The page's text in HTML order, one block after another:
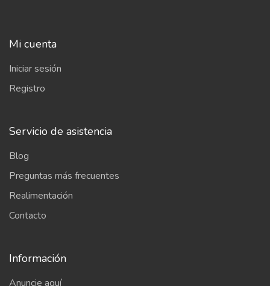
Mi cuenta
Iniciar sesión
Registro
Servicio de asistencia
Blog
Preguntas más frecuentes
Realimentación
Contacto
Información
Anuncie aquí